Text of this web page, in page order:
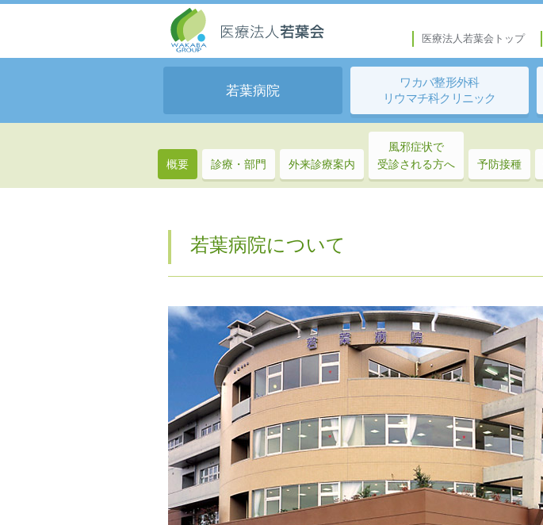
医療法人若葉会トップ
若葉病院
ワカバ整形外科
リウマチ科クリニック
概要 診療・部門 外来診療案内
風邪症状で
受診される方へ
予防接種
若葉病院について